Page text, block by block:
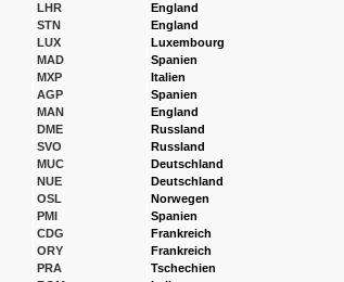
LHR
STN
LUX
MAD
MXP
AGP
MAN
DME
SVO
MUC
NUE
OSL
PMI
CDG
ORY
PRA
England
England
Luxembourg
Spanien
Italien
Spanien
England
Russland
Russland
Deutschland
Deutschland
Norwegen
Spanien
Frankreich
Frankreich
Tschechien